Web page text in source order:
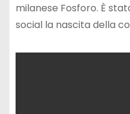
milanese Fosforo. È
social la nascita della